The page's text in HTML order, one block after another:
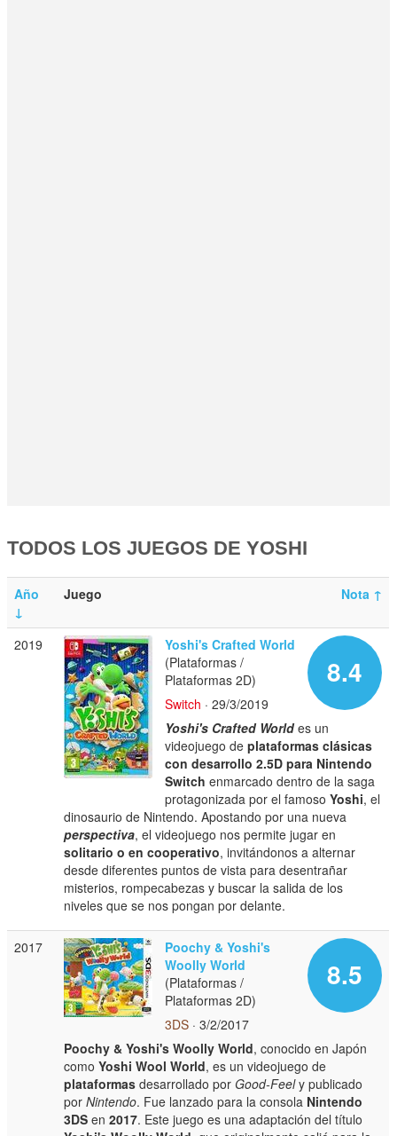
TODOS LOS JUEGOS DE YOSHI
Año
↓
Nota ↑
Juego
2019
8.4
Yoshi's Crafted World
(Plataformas /
Plataformas 2D)
Switch · 29/3/2019
Yoshi's Crafted Worldes un
videojuego deplataformas clásicas
con desarrollo 2.5D para Nintendo
Switch enmarcado dentro de la saga
protagonizada por el famosoYoshi, el
dinosaurio de Nintendo. Apostando por una nueva
perspectiva, el videojuego nos permite jugar en
solitario o en cooperativo, invitándonos a alternar
desde diferentes puntos de vista para desentrañar
misterios, rompecabezas y buscar la salida de los
niveles que se nos pongan por delante.
2017
8.5
Poochy & Yoshi's
Woolly World
(Plataformas /
Plataformas 2D)
3DS · 3/2/2017
Poochy & Yoshi's Woolly World, conocido en Japón
comoYoshi Wool World, es un videojuego de
plataformas desarrollado porGood-Feely publicado
porNintendo. Fue lanzado para la consola Nintendo
3DS en2017. Este juego es una adaptación del título